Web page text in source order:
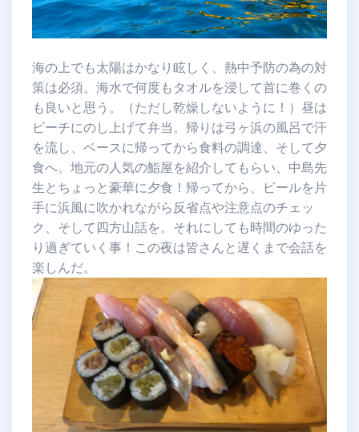
海の上でも太陽はかなり眩しく、熱中予防の為の対
策は必須。海水で何度もタオルを浸して首に巻くの
も良いと思う。（ただし乾燥しないように！）昼は
ビーチにのし上げて弁当。帰りは弓ヶ浜の風呂で汗
を流し、ベースに帰ってから食料の調達、そして夕
食へ。地元の人気の鮨屋を紹介してもらい、中島先
生とちょっと豪華に夕食！帰ってから、ビールを片
手に浜風に吹かれながら反省点や注意点のチェッ
ク、そして四方山話を。それにしても時間のゆった
り過ぎていく事！この夜は皆さんと遅くまで会話を
楽しんだ。